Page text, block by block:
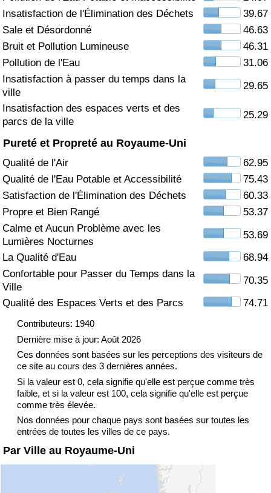
Insatisfaction de l'Élimination des Déchets
39.67
Sale et Désordonné
46.63
Bruit et Pollution Lumineuse
46.31
Pollution de l'Eau
31.06
Insatisfaction à passer du temps dans la
ville
29.65
Insatisfaction des espaces verts et des
parcs de la ville
25.29
Pureté et Propreté au Royaume-Uni
Qualité de l'Air
62.95
Qualité de l'Eau Potable et Accessibilité
75.43
Satisfaction de l'Élimination des Déchets
60.33
Propre et Bien Rangé
53.37
Calme et Aucun Problème avec les
Lumières Nocturnes
53.69
La Qualité d'Eau
68.94
Confortable pour Passer du Temps dans la
Ville
70.35
Qualité des Espaces Verts et des Parcs
74.71
Contributeurs: 1940
Dernière mise à jour: Août 2026
Ces données sont basées sur les perceptions des visiteurs de
ce site au cours des 3 dernières années.
Si la valeur est 0, cela signifie qu'elle est perçue comme très
faible, et si la valeur est 100, cela signifie qu'elle est perçue
comme très élevée.
Nos données pour chaque pays sont basées sur toutes les
entrées de toutes les villes de ce pays.
Par Ville au Royaume-Uni
Indice des soins de santé (Actuel)
Indice des soins de santé
Indice des soins de santé par Pays
Pollution
Indice de Pollution (Actuel)
Indice de pollution
Indice de Pollution par Pays
Trafic
Indice de Trafic
Indice de Trafic (Actuel)
Indice de Trafic par Pays